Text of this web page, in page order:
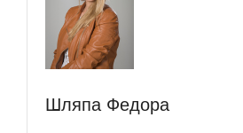
Шляпа Федора